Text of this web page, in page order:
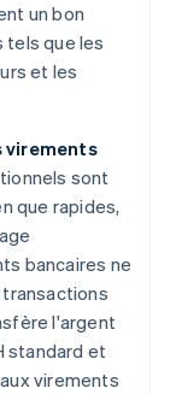
un bon
tels que les
et les
virements
sont
que rapides,
bancaires ne
l'argent
standard et
virements